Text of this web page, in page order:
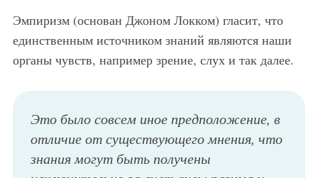
Эмпиризм (основан Джоном Локком) гласит, что
единственным источником знаний являются наши
органы чувств, например зрение, слух и так далее.
Это было совсем иное предположение, в
отличие от существующего мнения, что
знания могут быть получены